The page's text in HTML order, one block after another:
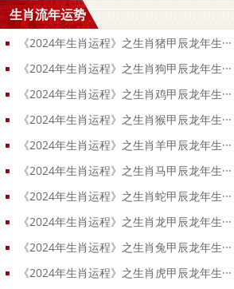
生肖流年运势
《2024年生肖运程》之生肖猪甲辰龙年生···
《2024年生肖运程》之生肖狗甲辰龙年生···
《2024年生肖运程》之生肖鸡甲辰龙年生···
《2024年生肖运程》之生肖猴甲辰龙年生···
《2024年生肖运程》之生肖羊甲辰龙年生···
《2024年生肖运程》之生肖马甲辰龙年生···
《2024年生肖运程》之生肖蛇甲辰龙年生···
《2024年生肖运程》之生肖龙甲辰龙年生···
《2024年生肖运程》之生肖兔甲辰龙年生···
《2024年生肖运程》之生肖虎甲辰龙年生···